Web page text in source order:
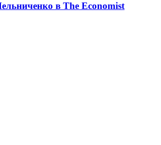
в The Economist